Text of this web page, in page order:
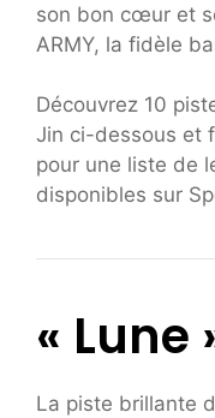
son bon cœur et
ARMY, la fidèle
Découvrez 10
Jin ci-dessous et
pour une liste de
disponibles sur
« Lune
La piste brillante